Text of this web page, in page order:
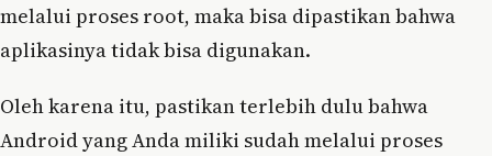
melalui proses root, maka bisa dipastikan bahwa
aplikasinya tidak bisa digunakan.
Oleh karena itu, pastikan terlebih dulu bahwa
Android yang Anda miliki sudah melalui proses